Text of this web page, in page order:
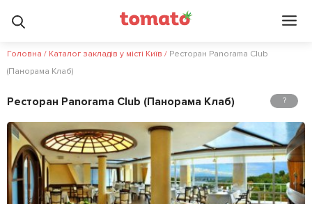
Головна / Каталог закладів у місті Київ / Ресторан Panorama Club
(Панорама Клаб)
Ресторан Panorama Club (Панорама Клаб) ?